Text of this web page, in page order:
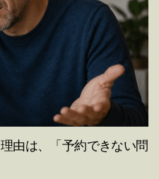
由は、「予約できない問